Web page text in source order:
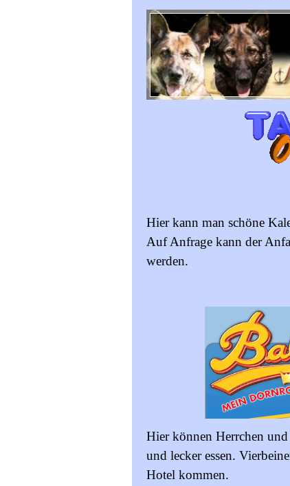
Hier kann man schöne
Auf Anfrage kann der
werden.
Hier können Herrchen
und lecker essen.
Hotel kommen.